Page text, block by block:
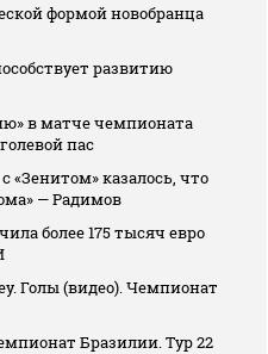
формой новобранца
развитию
в матче чемпионата
пас
«Зенитом» казалось, что
— Радимов
более 175 тысяч евро
Голы (видео). Чемпионат
Бразилии. Тур 22